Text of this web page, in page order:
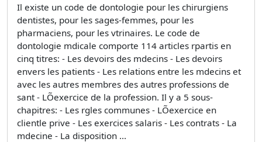
Il existe un code de dontologie pour les chirurgiens
dentistes, pour les sages-femmes, pour les
pharmaciens, pour les vtrinaires. Le code de
dontologie mdicale comporte 114 articles rpartis en
cinq titres: - Les devoirs des mdecins - Les devoirs
envers les patients - Les relations entre les mdecins et
avec les autres membres des autres professions de
sant - LÕexercice de la profession. Il y a 5 sous-
chapitres: - Les rgles communes - LÕexercice en
clientle prive - Les exercices salaris - Les contrats - La
mdecine - La disposition ...